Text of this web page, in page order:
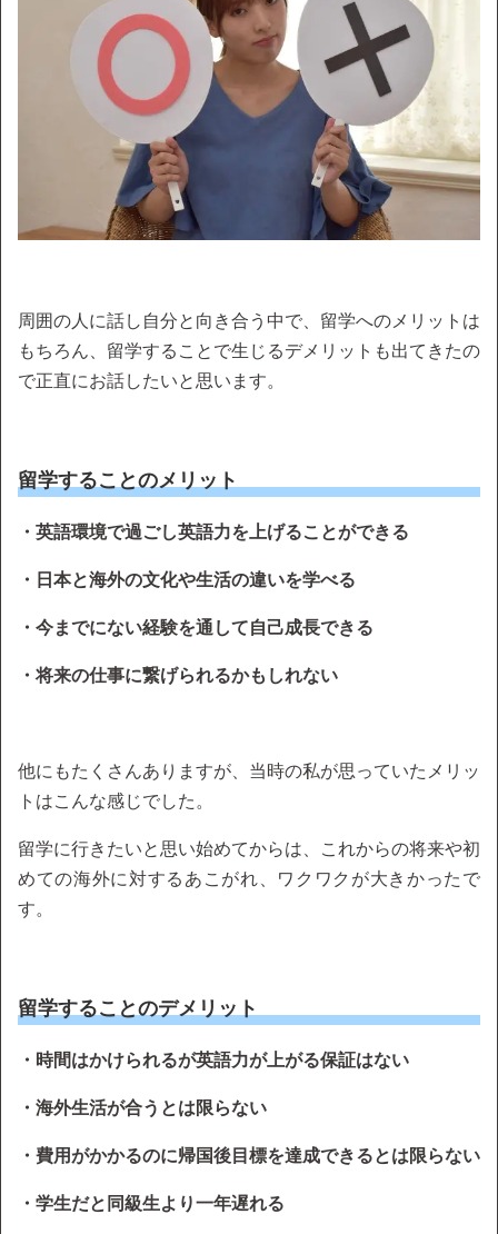
周囲の人に話し自分と向き合う中で、留学へのメリットは
もちろん、留学することで生じるデメリットも出てきたの
で正直にお話したいと思います。
留学することのメリット
・英語環境で過ごし英語力を上げることができる
・日本と海外の文化や生活の違いを学べる
・今までにない経験を通して自己成長できる
・将来の仕事に繋げられるかもしれない
他にもたくさんありますが、当時の私が思っていたメリッ
トはこんな感じでした。
留学に行きたいと思い始めてからは、これからの将来や初
めての海外に対するあこがれ、ワクワクが大きかったで
す。
留学することのデメリット
・時間はかけられるが英語力が上がる保証はない
・海外生活が合うとは限らない
・費用がかかるのに帰国後目標を達成できるとは限らない
・学生だと同級生より一年遅れる